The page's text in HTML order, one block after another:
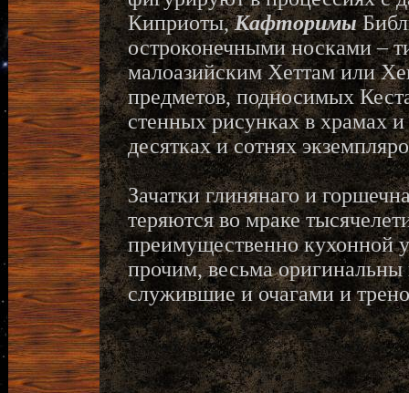
Киприоты,Кафторимы
остроконечными носками –
малоазийским Хеттам или
предметов, подносимых
стенных рисунках в храмах
десятках и сотнях
Зачатки глинянаго и
теряются во мраке
преимущественно кухонной
прочим, весьма
служившие и очагами и